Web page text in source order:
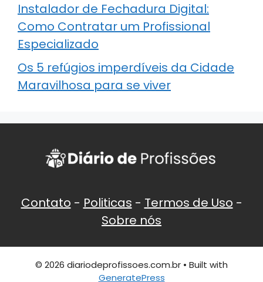
Instalador de Fechadura Digital:
Como Contratar um Profissional
Especializado
Os 5 refúgios imperdíveis da Cidade
Maravilhosa para se viver
Contato - Politicas - Termos de Uso -
Sobre nós
© 2026 diariodeprofissoes.com.br • Built with
GeneratePress